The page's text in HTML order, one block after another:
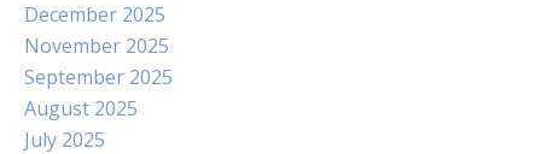
December 2025
November 2025
September 2025
August 2025
July 2025